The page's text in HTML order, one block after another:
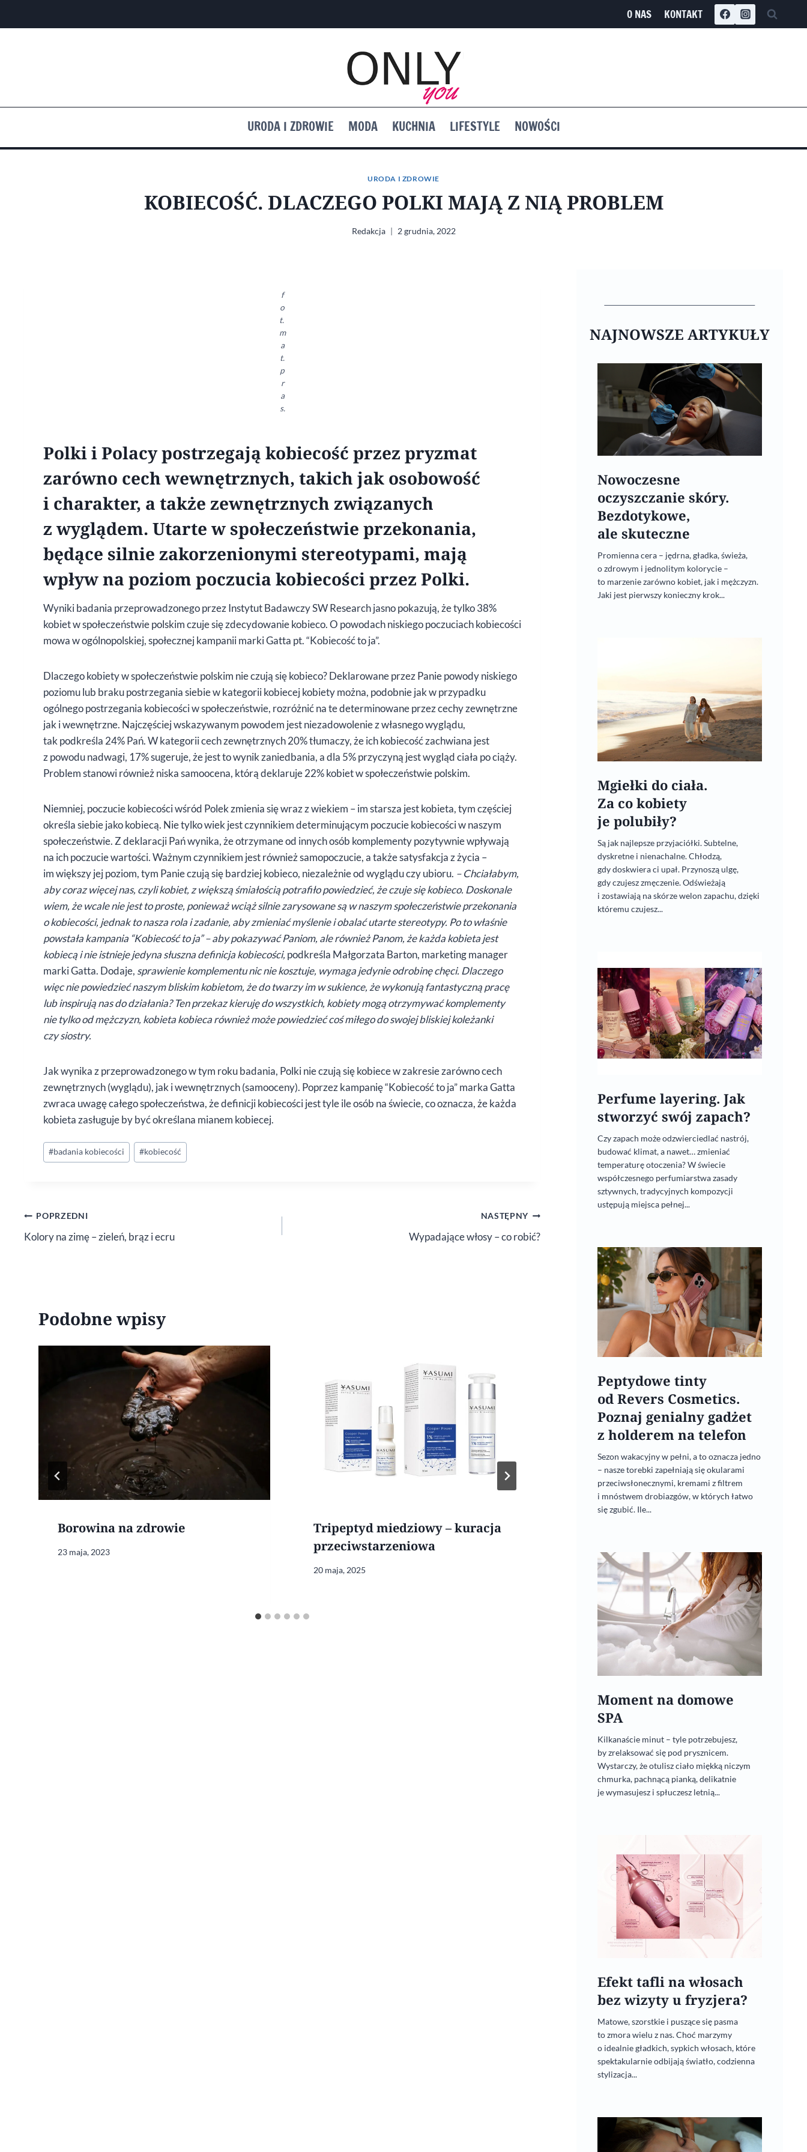
O NAS KONTAKT
URODA I ZDROWIE MODA KUCHNIA LIFESTYLE NOWOŚCI
URODA I ZDROWIE
KOBIECOŚĆ. DLACZEGO POLKI MAJĄ Z NIĄ PROBLEM
Redakcja 2 grudnia, 2022
f
o
t.
m
a
t.
p
r
a
s.
Polki i Polacy postrzegają kobiecość przez pryzmat
zarówno cech wewnętrznych, takich jak osobowość
i charakter, a także zewnętrznych związanych
z wyglądem. Utarte w społeczeństwie przekonania,
będące silnie zakorzenionymi stereotypami, mają
wpływ na poziom poczucia kobiecości przez Polki.
Wyniki badania przeprowadzonego przez Instytut Badawczy SW Research jasno pokazują, że tylko 38%
kobiet w społeczeństwie polskim czuje się zdecydowanie kobieco. O powodach niskiego poczuciach kobiecości
mowa w ogólnopolskiej, społecznej kampanii marki Gatta pt. “Kobiecość to ja”.
Dlaczego kobiety w społeczeństwie polskim nie czują się kobieco? Deklarowane przez Panie powody niskiego
poziomu lub braku postrzegania siebie w kategorii kobiecej kobiety można, podobnie jak w przypadku
ogólnego postrzegania kobiecości w społeczeństwie, rozróżnić na te determinowane przez cechy zewnętrzne
jak i wewnętrzne. Najczęściej wskazywanym powodem jest niezadowolenie z własnego wyglądu,
tak podkreśla 24% Pań. W kategorii cech zewnętrznych 20% tłumaczy, że ich kobiecość zachwiana jest
z powodu nadwagi, 17% sugeruje, że jest to wynik zaniedbania, a dla 5% przyczyną jest wygląd ciała po ciąży.
Problem stanowi również niska samoocena, którą deklaruje 22% kobiet w społeczeństwie polskim.
Niemniej, poczucie kobiecości wśród Polek zmienia się wraz z wiekiem – im starsza jest kobieta, tym częściej
określa siebie jako kobiecą. Nie tylko wiek jest czynnikiem determinującym poczucie kobiecości w naszym
społeczeństwie. Z deklaracji Pań wynika, że otrzymane od innych osób komplementy pozytywnie wpływają
na ich poczucie wartości. Ważnym czynnikiem jest również samopoczucie, a także satysfakcja z życia –
im większy jej poziom, tym Panie czują się bardziej kobieco, niezależnie od wyglądu czy ubioru. – Chciałabym,
aby coraz więcej nas, czyli kobiet, z większą śmiałością potrafiło powiedzieć, że czuje się kobieco. Doskonale
wiem, że wcale nie jest to proste, ponieważ wciąż silnie zarysowane są w naszym społeczeństwie przekonania
o kobiecości, jednak to nasza rola i zadanie, aby zmieniać myślenie i obalać utarte stereotypy. Po to właśnie
powstała kampania “Kobiecość to ja” – aby pokazywać Paniom, ale również Panom, że każda kobieta jest
kobiecą i nie istnieje jedyna słuszna definicja kobiecości, podkreśla Małgorzata Barton, marketing manager
marki Gatta. Dodaje, sprawienie komplementu nic nie kosztuje, wymaga jedynie odrobinę chęci. Dlaczego
więc nie powiedzieć naszym bliskim kobietom, że do twarzy im w sukience, że wykonują fantastyczną pracę
lub inspirują nas do działania? Ten przekaz kieruję do wszystkich, kobiety mogą otrzymywać komplementy
nie tylko od mężczyzn, kobieta kobieca również może powiedzieć coś miłego do swojej bliskiej koleżanki
czy siostry.
Jak wynika z przeprowadzonego w tym roku badania, Polki nie czują się kobiece w zakresie zarówno cech
zewnętrznych (wyglądu), jak i wewnętrznych (samooceny). Poprzez kampanię “Kobiecość to ja” marka Gatta
zwraca uwagę całego społeczeństwa, że definicji kobiecości jest tyle ile osób na świecie, co oznacza, że każda
kobieta zasługuje by być określana mianem kobiecej.
Tagi
wpisu:
#badania kobiecości #kobiecość
Nawigacja
wpisu
POPRZEDNI
Kolory na zimę – zieleń, brąz i ecru
NASTĘPNY
Wypadające włosy – co robić?
Podobne wpisy
Borowina na zdrowie
23 maja, 2023
Tripeptyd miedziowy – kuracja
przeciwstarzeniowa
20 maja, 2025 14 listopada, 2023
NAJNOWSZE ARTYKUŁY
Nowoczesne
oczyszczanie skóry.
Bezdotykowe,
ale skuteczne
Promienna cera – jędrna, gładka, świeża,
o zdrowym i jednolitym kolorycie –
to marzenie zarówno kobiet, jak i mężczyzn.
Jaki jest pierwszy konieczny krok...
Mgiełki do ciała.
Za co kobiety
je polubiły?
Są jak najlepsze przyjaciółki. Subtelne,
dyskretne i nienachalne. Chłodzą,
gdy doskwiera ci upał. Przynoszą ulgę,
gdy czujesz zmęczenie. Odświeżają
i zostawiają na skórze welon zapachu, dzięki
któremu czujesz...
Perfume layering. Jak
stworzyć swój zapach?
Czy zapach może odzwierciedlać nastrój,
budować klimat, a nawet… zmieniać
temperaturę otoczenia? W świecie
współczesnego perfumiarstwa zasady
sztywnych, tradycyjnych kompozycji
ustępują miejsca pełnej...
Peptydowe tinty
od Revers Cosmetics.
Poznaj genialny gadżet
z holderem na telefon
Sezon wakacyjny w pełni, a to oznacza jedno
– nasze torebki zapełniają się okularami
przeciwsłonecznymi, kremami z filtrem
i mnóstwem drobiazgów, w których łatwo
się zgubić. Ile...
Moment na domowe
SPA
Kilkanaście minut – tyle potrzebujesz,
by zrelaksować się pod prysznicem.
Wystarczy, że otulisz ciało miękką niczym
chmurka, pachnącą pianką, delikatnie
je wymasujesz i spłuczesz letnią...
Efekt tafli na włosach
bez wizyty u fryzjera?
Matowe, szorstkie i puszące się pasma
to zmora wielu z nas. Choć marzymy
o idealnie gładkich, sypkich włosach, które
spektakularnie odbijają światło, codzienna
stylizacja...